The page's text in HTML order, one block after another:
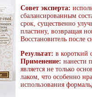
Совет эксперта:
сбалансированным
срок, существенно
пластину, возвращая
Восстановитель после
Результат: в короткий
Применение: нанести
является не только
лаком, что особенно
использования